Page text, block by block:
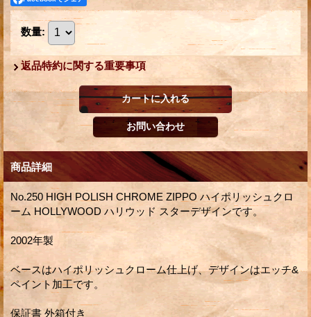
数量:
返品特約に関する重要事項
商品詳細
No.250 HIGH POLISH CHROME ZIPPO ハイポリッシュクロ
ーム HOLLYWOOD ハリウッド スターデザインです。
2002年製
ベースはハイポリッシュクローム仕上げ、デザインはエッチ&
ペイント加工です。
保証書 外箱付き